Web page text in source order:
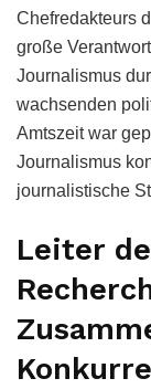
Chefredakteurs
große
Journalismus
wachsenden
Amtszeit war
Journalismus
journalistische
Leiter